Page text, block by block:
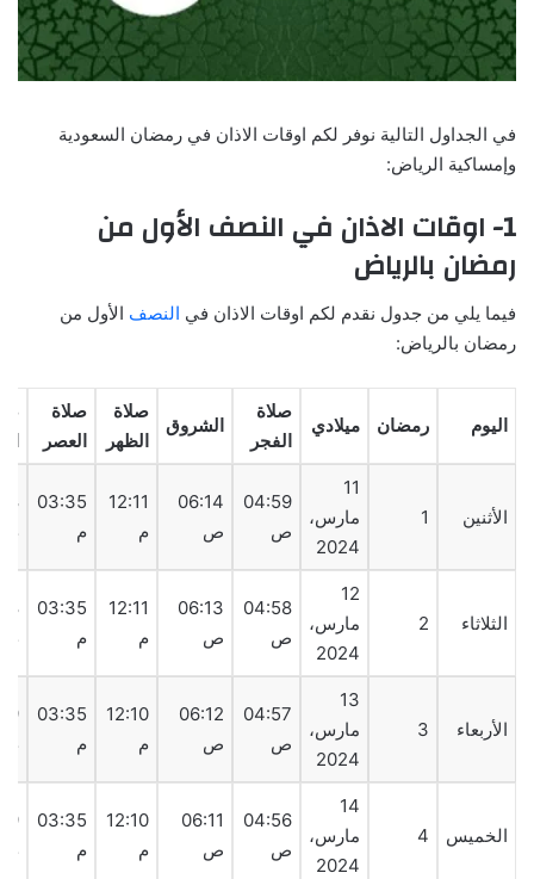
في الجداول التالية نوفر لكم اوقات الاذان في رمضان السعودية
وإمساكية الرياض:
1- اوقات الاذان في النصف الأول من
رمضان بالرياض
فيما يلي من جدول نقدم لكم اوقات الاذان في النصف الأول من
رمضان بالرياض:
اليوم رمضان ميلادي
صلاة
الفجر
الشروق
صلاة
الظهر
صلاة
العصر
الأثنين 1
11
مارس،
2024
04:59
ص
06:14
ص
12:11
م
03:35
م
م
الثلاثاء 2
12
مارس،
2024
04:58
ص
06:13
ص
12:11
م
03:35
م
م
الأربعاء 3
13
مارس،
2024
04:57
ص
06:12
ص
12:10
م
03:35
م
م
الخميس 4
14
مارس،
2024
04:56
ص
06:11
ص
12:10
م
03:35
م
م